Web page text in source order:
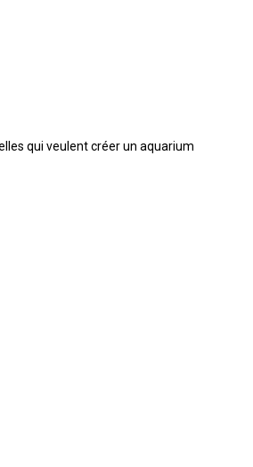
qui veulent créer un aquarium